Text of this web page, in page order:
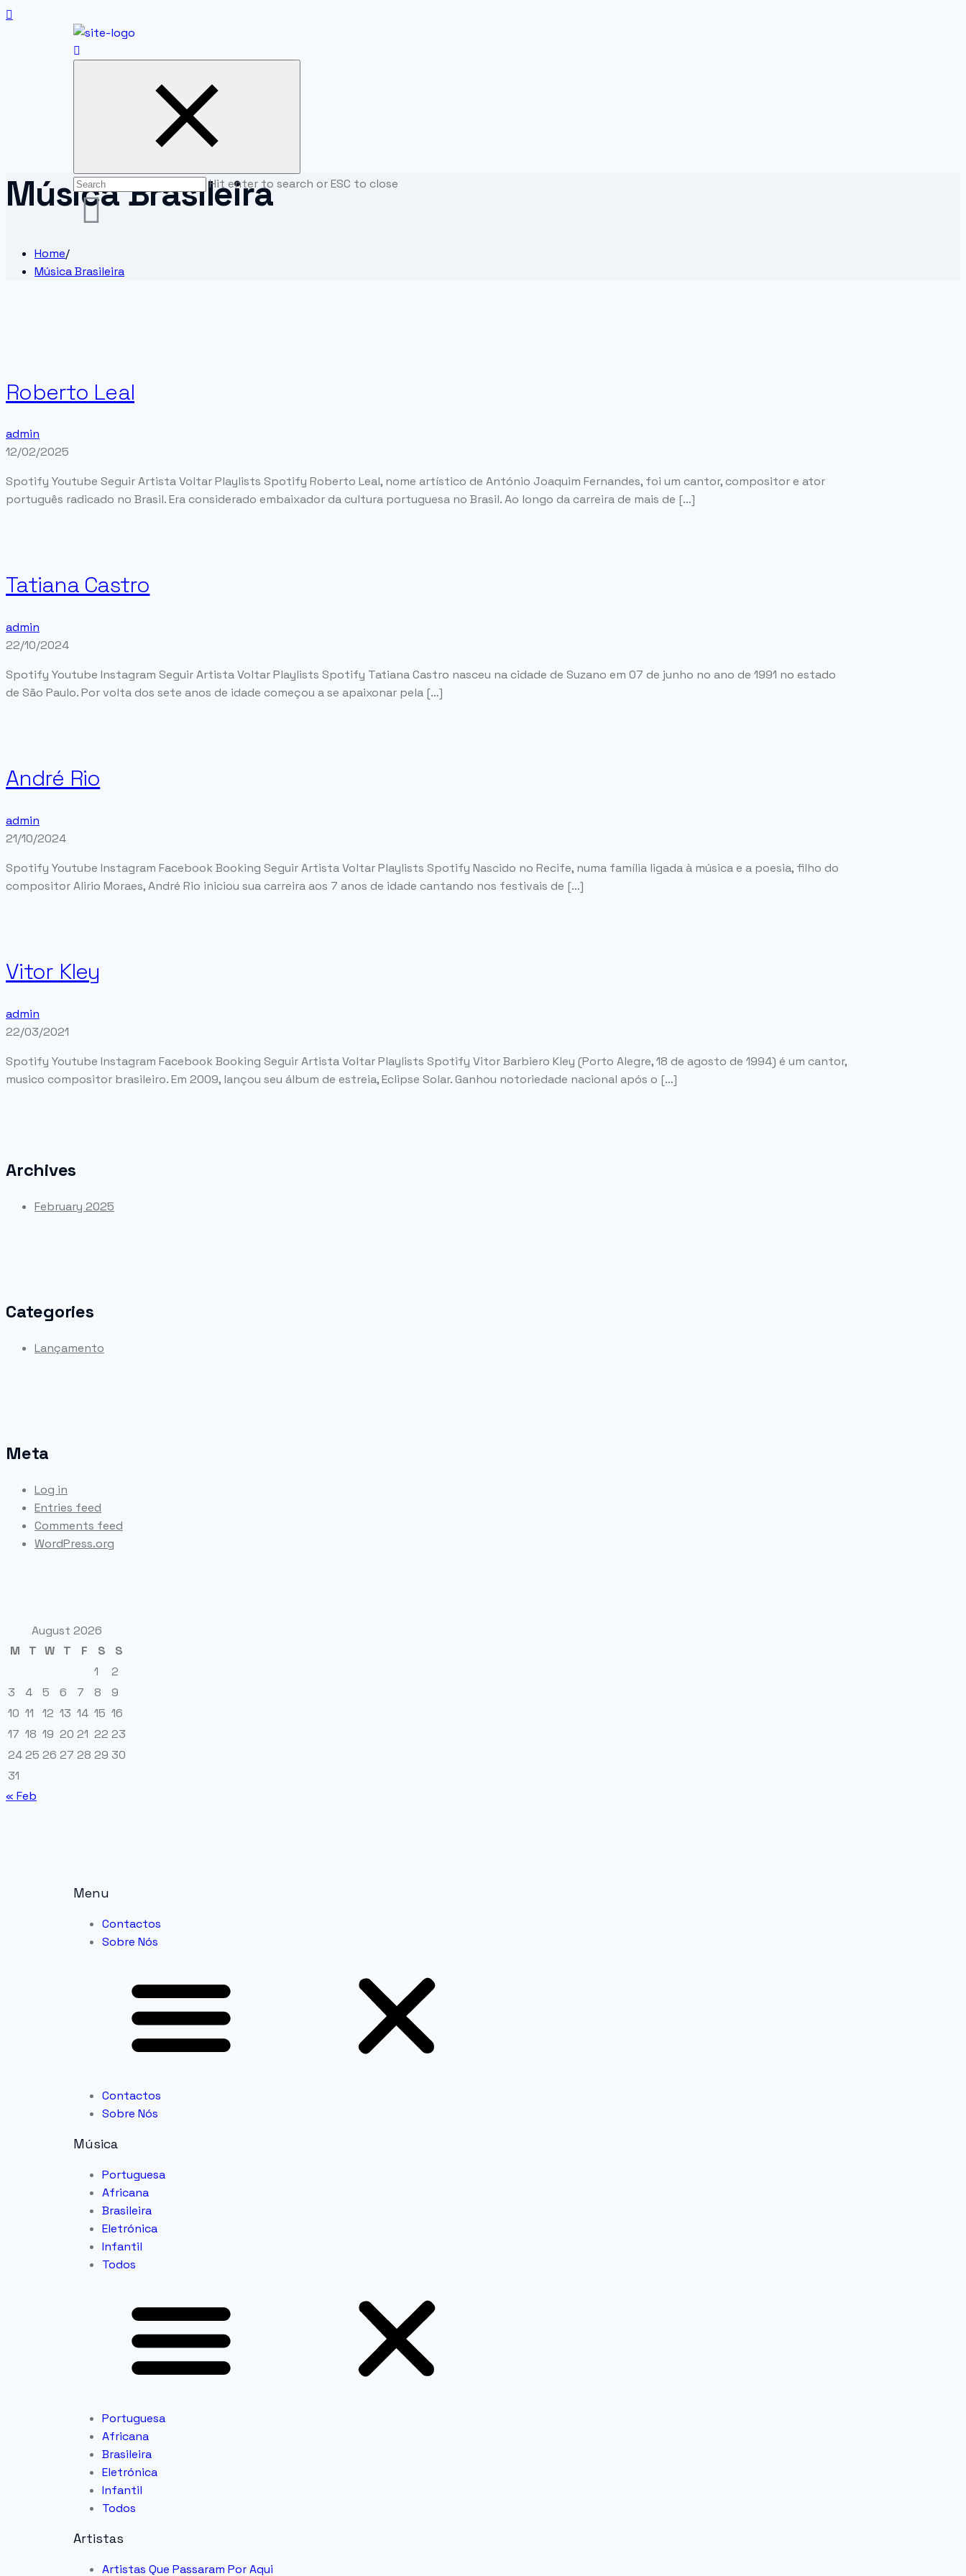
Hit enter to search or ESC to close
Música Brasileira
Home/
Música Brasileira
Roberto Leal
admin
12/02/2025
Spotify Youtube Seguir Artista Voltar Playlists Spotify Roberto Leal, nome artístico de António Joaquim Fernandes, foi um cantor, compositor e ator
português radicado no Brasil. Era considerado embaixador da cultura portuguesa no Brasil. Ao longo da carreira de mais de […]
Tatiana Castro
admin
22/10/2024
Spotify Youtube Instagram Seguir Artista Voltar Playlists Spotify Tatiana Castro nasceu na cidade de Suzano em 07 de junho no ano de 1991 no estado
de São Paulo. Por volta dos sete anos de idade começou a se apaixonar pela […]
André Rio
admin
21/10/2024
Spotify Youtube Instagram Facebook Booking Seguir Artista Voltar Playlists Spotify Nascido no Recife, numa família ligada à música e a poesia, filho do
compositor Alirio Moraes, André Rio iniciou sua carreira aos 7 anos de idade cantando nos festivais de […]
Vitor Kley
admin
22/03/2021
Spotify Youtube Instagram Facebook Booking Seguir Artista Voltar Playlists Spotify Vitor Barbiero Kley (Porto Alegre, 18 de agosto de 1994) é um cantor,
musico compositor brasileiro. Em 2009, lançou seu álbum de estreia, Eclipse Solar. Ganhou notoriedade nacional após o […]
Archives
February 2025
Categories
Lançamento
Meta
Log in
Entries feed
Comments feed
WordPress.org
August 2026
M
T W T F S
S
1
2
3
4 5 6 7 8
9
10 11 12 13 14 15 16
17 18 19 20 21 22 23
2425 26 27 28 29 30
31
« Feb
Menu
Contactos
Sobre Nós
Contactos
Sobre Nós
Música
Portuguesa
Africana
Brasileira
Eletrónica
Infantil
Todos
Portuguesa
Africana
Brasileira
Eletrónica
Infantil
Todos
Artistas
Artistas Que Passaram Por Aqui